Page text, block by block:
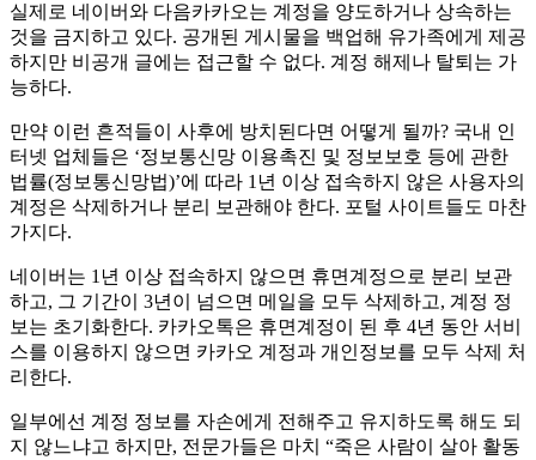
실제로 네이버와 다음카카오는 계정을 양도하거나 상속하는
것을 금지하고 있다. 공개된 게시물을 백업해 유가족에게 제공
하지만 비공개 글에는 접근할 수 없다. 계정 해제나 탈퇴는 가
능하다.
만약 이런 흔적들이 사후에 방치된다면 어떻게 될까? 국내 인
터넷 업체들은 ‘정보통신망 이용촉진 및 정보보호 등에 관한
법률(정보통신망법)’에 따라 1년 이상 접속하지 않은 사용자의
계정은 삭제하거나 분리 보관해야 한다. 포털 사이트들도 마찬
가지다.
네이버는 1년 이상 접속하지 않으면 휴면계정으로 분리 보관
하고, 그 기간이 3년이 넘으면 메일을 모두 삭제하고, 계정 정
보는 초기화한다. 카카오톡은 휴면계정이 된 후 4년 동안 서비
스를 이용하지 않으면 카카오 계정과 개인정보를 모두 삭제 처
리한다.
일부에선 계정 정보를 자손에게 전해주고 유지하도록 해도 되
지 않느냐고 하지만, 전문가들은 마치 “죽은 사람이 살아 활동